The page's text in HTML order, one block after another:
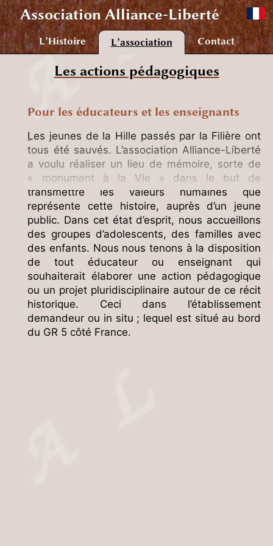
AssociationAlliance-Liberté
L’Histoire L’association Contact
Les actions pédagogiques
Pour les éducateurs et les enseignants
Les jeunes de la Hille passés par la Filière ont
tous été sauvés. L’association Alliance-Liberté
a voulu réaliser un lieu de mémoire, sorte de
« monument à la Vie » dans le but de
transmettre les valeurs humaines que
représente cette histoire, auprès d’un jeune
public. Dans cet état d’esprit, nous accueillons
des groupes d’adolescents, des familles avec
des enfants. Nous nous tenons à la disposition
de tout éducateur ou enseignant qui
souhaiterait élaborer une action pédagogique
ou un projet pluridisciplinaire autour de ce récit
historique. Ceci dans l’établissement
demandeur ou in situ ; lequel est situé au bord
du GR 5 côté France.